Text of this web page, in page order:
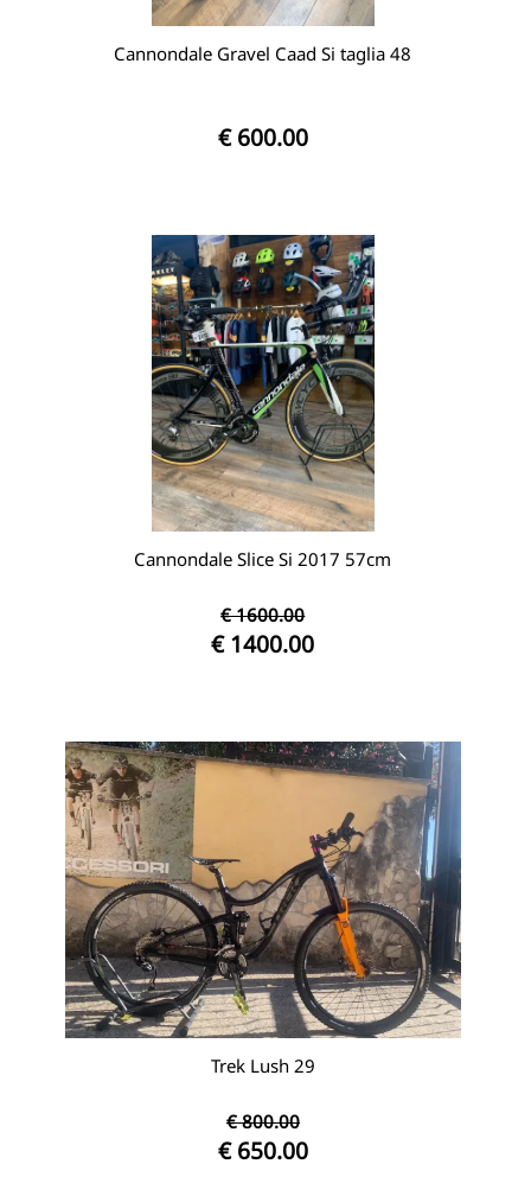
Cannondale Gravel Caad Si taglia 48
€ 600.00
Cannondale Slice Si 2017 57cm
€ 1600.00
€ 1400.00
Trek Lush 29
€ 800.00
€ 650.00